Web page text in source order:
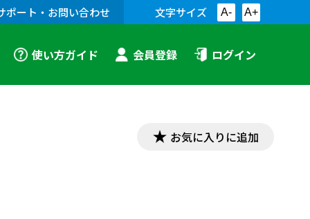
ポート・お問い合わせ 文字サイズ A- A+
使い方ガイド 会員登録 ログイン
お気に入りに追加